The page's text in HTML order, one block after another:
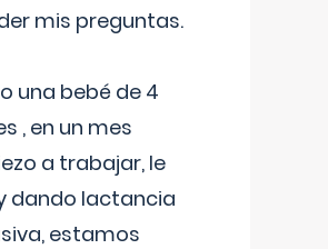
mis preguntas.
una bebé de 4
, en un mes
a trabajar, le
dando lactancia
estamos